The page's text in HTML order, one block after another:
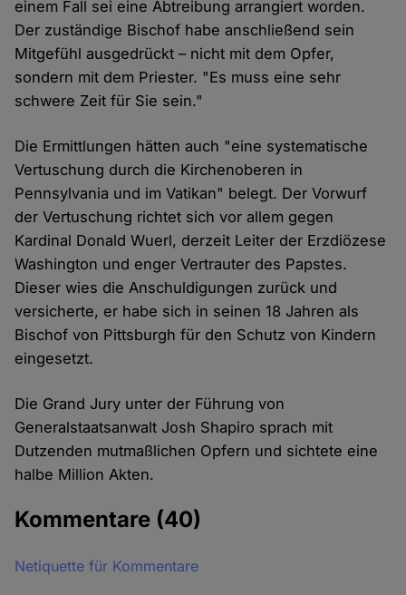
einem Fall sei eine Abtreibung arrangiert worden.
Der zuständige Bischof habe anschließend sein
Mitgefühl ausgedrückt – nicht mit dem Opfer,
sondern mit dem Priester. "Es muss eine sehr
schwere Zeit für Sie sein."
Die Ermittlungen hätten auch "eine systematische
Vertuschung durch die Kirchenoberen in
Pennsylvania und im Vatikan" belegt. Der Vorwurf
der Vertuschung richtet sich vor allem gegen
Kardinal Donald Wuerl, derzeit Leiter der Erzdiözese
Washington und enger Vertrauter des Papstes.
Dieser wies die Anschuldigungen zurück und
versicherte, er habe sich in seinen 18 Jahren als
Bischof von Pittsburgh für den Schutz von Kindern
eingesetzt.
Die Grand Jury unter der Führung von
Generalstaatsanwalt Josh Shapiro sprach mit
Dutzenden mutmaßlichen Opfern und sichtete eine
halbe Million Akten.
Kommentare (40)
Netiquette für Kommentare